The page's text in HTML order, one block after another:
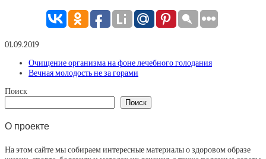
01.09.2019
Очищение организма на фоне лечебного голодания
Вечная молодость не за горами
Поиск
Поиск
О проекте
На этом сайте мы собираем интересные материалы о здоровом образе